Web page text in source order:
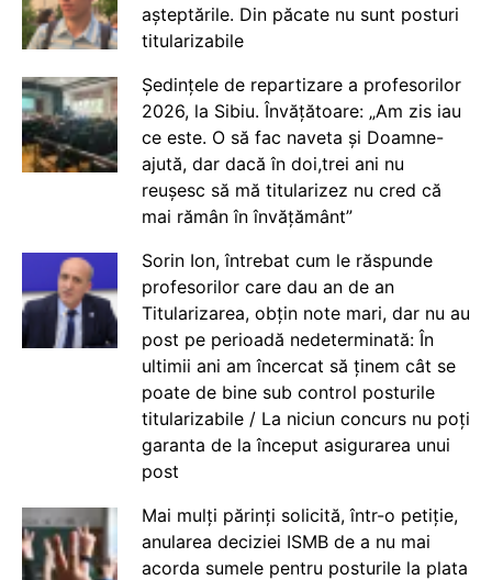
așteptările. Din păcate nu sunt posturi
titularizabile
Ședințele de repartizare a profesorilor
2026, la Sibiu. Învățătoare: „Am zis iau
ce este. O să fac naveta și Doamne-
ajută, dar dacă în doi,trei ani nu
reușesc să mă titularizez nu cred că
mai rămân în învățământ”
Sorin Ion, întrebat cum le răspunde
profesorilor care dau an de an
Titularizarea, obțin note mari, dar nu au
post pe perioadă nedeterminată: În
ultimii ani am încercat să ținem cât se
poate de bine sub control posturile
titularizabile / La niciun concurs nu poți
garanta de la început asigurarea unui
post
Mai mulți părinți solicită, într-o petiție,
anularea deciziei ISMB de a nu mai
acorda sumele pentru posturile la plata